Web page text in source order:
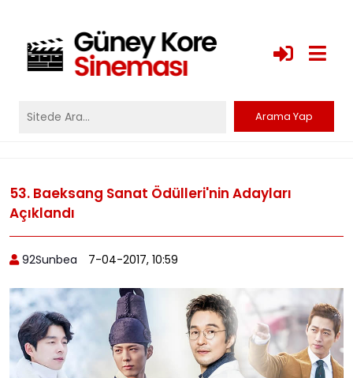
53. Baeksang Sanat Ödülleri'nin Adayları
Açıklandı
92Sunbea 7-04-2017, 10:59